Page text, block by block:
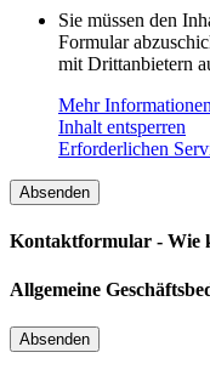
Sie müssen den
Formular
mit Drittanbietern
Mehr Informationen
Inhalt entsperren
Erforderlichen
Kontaktformular - Wie
Allgemeine